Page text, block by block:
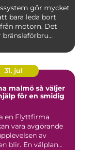
gör mycket
bara leda bort
motorn. Det
bränsleförbru...
31. jul
så väljer
för en smidig
en Flyttfirma
vara avgörande
av
blir. En välplan...